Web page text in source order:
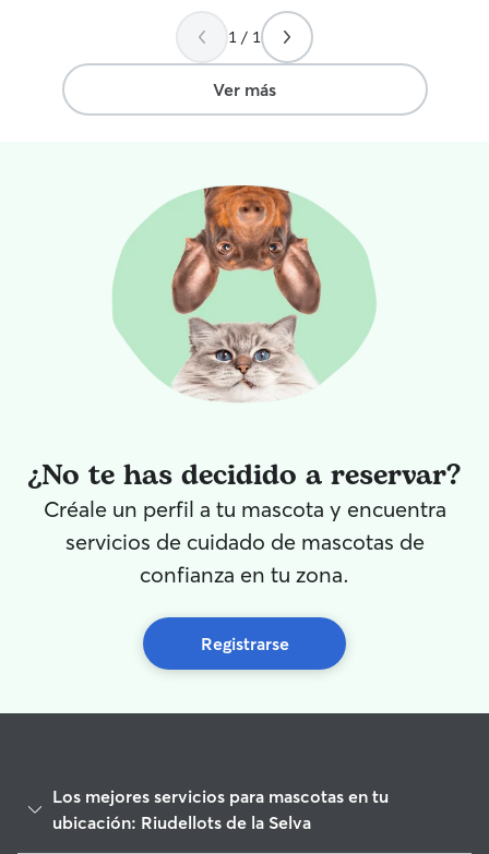
fotos, lo cual da mucha tranquilidad
cuando estás fuera. Late ha estado muy
bien atendido, tranquilo y contento al
volver, que es el mejor indicador de
todo. Se nota que ha recibido atención,
gracias por la dedicación!”
1 / 1
Ver más
¿No te has decidido a reservar?
Créale un perfil a tu mascota y encuentra
servicios de cuidado de mascotas de
confianza en tu zona.
Registrarse
Los mejores servicios para mascotas en tu
ubicación: Riudellots de la Selva